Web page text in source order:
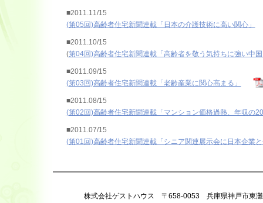
■2011.11/15
(第05回)高齢者住宅新聞連載「日本の介護技術に高い関心」
■2011.10/15
(第04回)高齢者住宅新聞連載「高齢者を敬う気持ちに強い中
■2011.09/15
(第03回)高齢者住宅新聞連載「老齢産業に関心高まる」
■2011.08/15
(第02回)高齢者住宅新聞連載「マンション価格過熱、年収の
■2011.07/15
(第01回)高齢者住宅新聞連載「シニア関連展示会に日本企業
株式会社ゲストハウス 〒658-0053 兵庫県神戸市東